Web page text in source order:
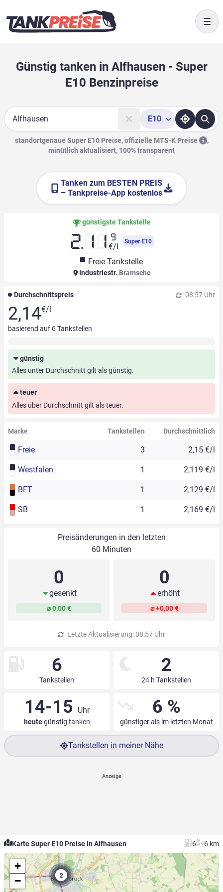
Günstig tanken in Alfhausen - Super
E10 Benzinpreise
Suche
E10
standortgenaue Super E10 Preise, offizielle MTS-K Preise
,
minütlich aktualisiert, 100% transparent
Tanken zum BESTEN PREIS
– Tankpreise-App kostenlos
günstigste Tankstelle
2.11 9
€/l
Super E10
Freie Tankstelle
Industriestr. Bramsche
Durchschnittspreis 08:57 Uhr
2,14€/l
basierend auf 6Tankstellen
günstig
Alles unter Durchschnitt gilt als günstig.
teuer
Alles über Durchschnitt gilt als teuer.
Marke Tankstellen Durchschnittlich
Freie 3 2,15 €/l
Westfalen 1 2,119 €/l
BFT 1 2,129 €/l
SB 1 2,169 €/l
Preisänderungen in den letzten
60 Minuten
0
gesenkt
⌀ 0,00 €
0
erhöht
⌀ +0,00 €
Letzte Aktualisierung: 08:57 Uhr
6
Tankstellen
2
24 h Tankstellen
14-15 Uhr
heutegünstig tanken
6 %
günstiger als im letzten Monat
Tankstellen in meiner Nähe
Karte Super E10 Preise in Alfhausen 6 6 km
2
+
−